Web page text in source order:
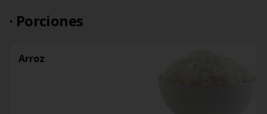
· Porciones
Arroz